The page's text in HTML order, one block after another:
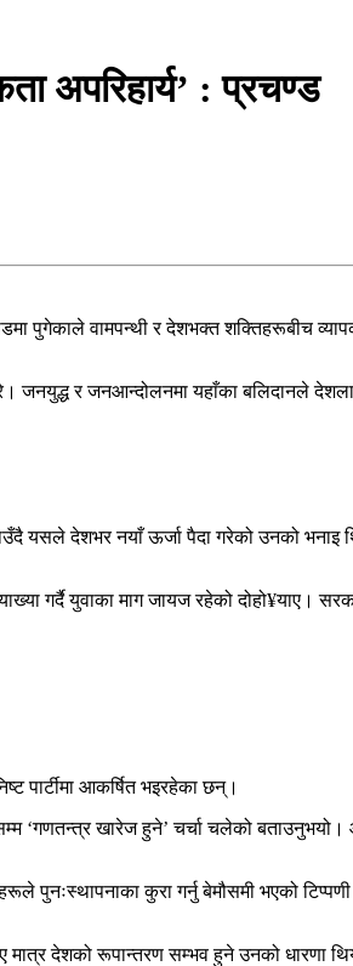
अपरिहार्य’ : प्रचण्ड
पुगेकाले वामपन्थी र देशभक्त शक्तिहरूबीच
र जनआन्दोलनमा यहाँका बलिदानले देशलाई
देशभर नयाँ ऊर्जा पैदा गरेको उनको भनाइ
गर्दै युवाका माग जायज रहेको
पार्टीमा आकर्षित भइरहेका छन्।
‘गणतन्त्र खारेज हुने’ चर्चा चलेको
कुरा गर्नु बेमौसमी भएको
मात्र देशको रूपान्तरण सम्भव हुने उनको धारणा